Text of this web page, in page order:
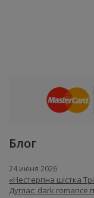
Блог
24 июня 2026
«Нестерпна шістка
Дуглас: dark romance